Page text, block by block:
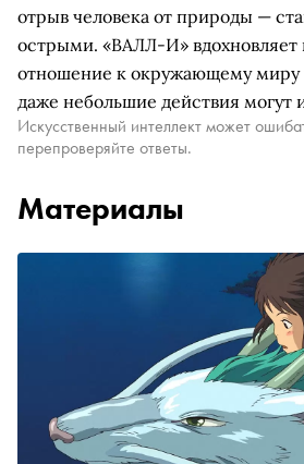
отрыв человека от природы —
острыми. «ВАЛЛ-И» вдохновляет
отношение к окружающему миру
даже небольшие действия могут
Искусственный интеллект может
перепроверяйте ответы.
Материалы